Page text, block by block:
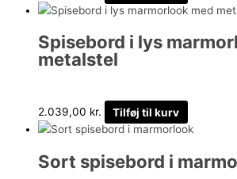
Spisebord i lys
metalstel
2.039,00 kr. Tilføj til kurv
Sort spisebord i